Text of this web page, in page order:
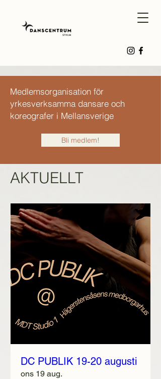
Medlemsorganisation för
yrkesverksamma dansare och
koreografer i Mellansverige
Bli medlem!
AKTUELLT
DC PUBLIK 19-20 augusti
ons 19 aug.